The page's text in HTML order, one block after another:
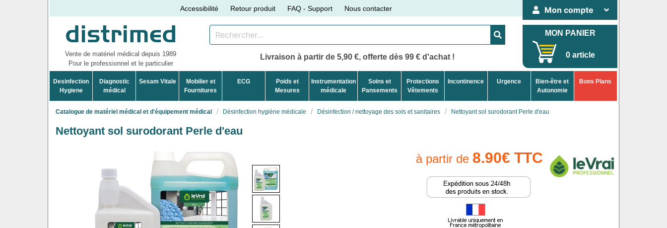
Accessibilité Retour produit FAQ - Support Nous contacter Mon compte
Vente de matériel médical depuis 1989
Pour le professionnel et le particulier
Livraison à partir de 5,90 €, offerte dès 99 € d'achat !
MON PANIER
0 article
Desinfection
Hygiene
Diagnostic
médical
Sesam Vitale
Mobilier et
Fournitures
ECG
Poids et
Mesures
Instrumentation
médicale
Soins et
Pansements
Protections
Vêtements
Incontinence Urgence
Bien-être et
Autonomie
Bons Plans
Catalogue de matériel médical et d'équipement médical Désinfection hygiène médicale Désinfection / nettoyage des sols et sanitaires Nettoyant sol surodorant Perle d'eau
Nettoyant sol surodorant Perle d'eau
à partir de 8.90€ TTC